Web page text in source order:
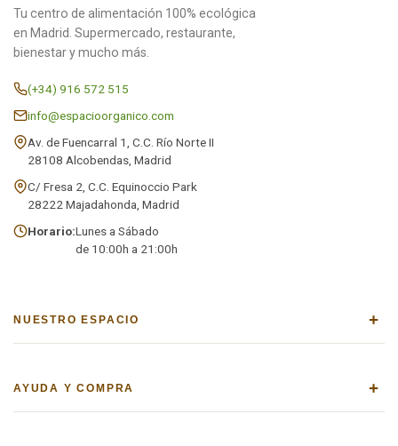
Tu centro de alimentación 100% ecológica
en Madrid. Supermercado, restaurante,
bienestar y mucho más.
(+34) 916 572 515
info@espacioorganico.com
Av. de Fuencarral 1, C.C. Río Norte II
28108 Alcobendas, Madrid
C/ Fresa 2, C.C. Equinoccio Park
28222 Majadahonda, Madrid
Horario:Lunes a Sábado
de 10:00h a 21:00h
NUESTRO ESPACIO +
AYUDA Y COMPRA +